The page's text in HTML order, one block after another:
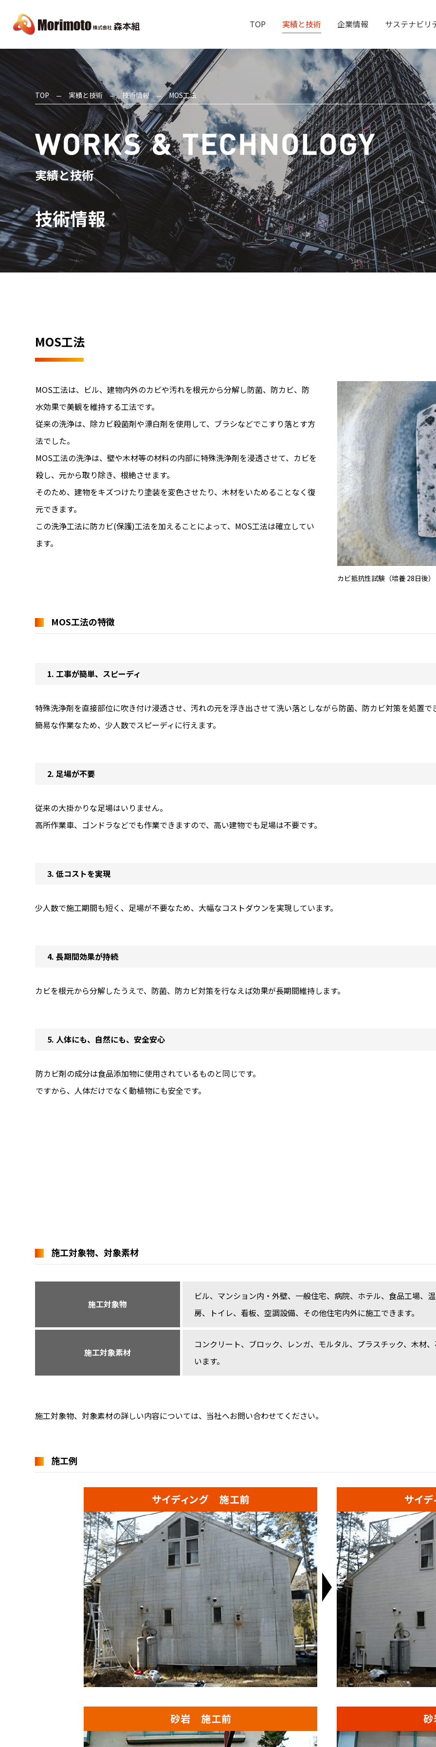
TOP 実績と技術 企業情報 サステナビリ
TOP 実績と技術 技術情報 MOS工法
実績と技術
技術情報
MOS工法
MOS工法は、ビル、建物内外のカビや汚れを根元から分解し防菌、防カビ、防
水効果で美観を維持する工法です。
従来の洗浄は、除カビ殺菌剤や漂白剤を使用して、ブラシなどでこすり落とす方
法でした。
MOS工法の洗浄は、壁や木材等の材料の内部に特殊洗浄剤を浸透させて、カビを
殺し、元から取り除き、根絶させます。
そのため、建物をキズつけたり塗装を変色させたり、木材をいためることなく復
元できます。
この洗浄工法に防カビ(保護)工法を加えることによって、MOS工法は確立してい
ます。
カビ抵抗性試験（培養 28日後）
MOS工法の特徴
1. 工事が簡単、スピーディ
特殊洗浄剤を直接部位に吹き付け浸透させ、汚れの元を浮き出させて洗い落としながら防菌、防カビ対策を処置で
簡易な作業なため、少人数でスピーディに行えます。
2. 足場が不要
従来の大掛かりな足場はいりません。
高所作業車、ゴンドラなどでも作業できますので、高い建物でも足場は不要です。
3. 低コストを実現
少人数で施工期間も短く、足場が不要なため、大幅なコストダウンを実現しています。
4. 長期間効果が持続
カビを根元から分解したうえで、防菌、防カビ対策を行なえば効果が長期間維持します。
5. 人体にも、自然にも、安全安心
防カビ剤の成分は食品添加物に使用されているものと同じです。
ですから、人体だけでなく動植物にも安全です。
施工対象物、対象素材
施工対象物
ビル、マンション内・外壁、一般住宅、病院、ホテル、食品工場、
房、トイレ、看板、空調設備、その他住宅内外に施工できます。
施工対象素材
コンクリート、ブロック、レンガ、モルタル、プラスチック、木材
います。
施工対象物、対象素材の詳しい内容については、当社へお問い合わせてください。
施工例